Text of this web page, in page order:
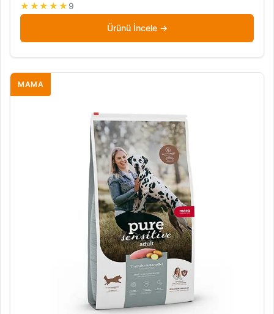
★★★★★ 9
Ürünü İncele
MAMA